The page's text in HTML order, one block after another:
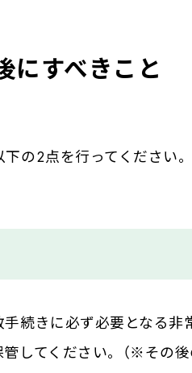
にすべきこと
の2点を行ってください。
続きに必ず必要となる非
してください。（※その